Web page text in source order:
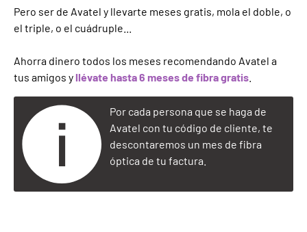
Pero ser de Avatel y llevarte meses gratis, mola el doble, o
el triple, o el cuádruple...
Ahorra dinero todos los meses recomendando Avatel a
tus amigos yllévate hasta 6 meses de fibra gratis
Por cada persona que se haga de
Avatel con tu código de cliente, te
descontaremos un mes de fibra
óptica de tu factura.